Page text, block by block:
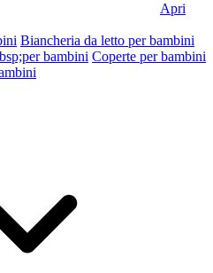
Apri
Biancheria da letto per bambini
bambini Coperte per bambini